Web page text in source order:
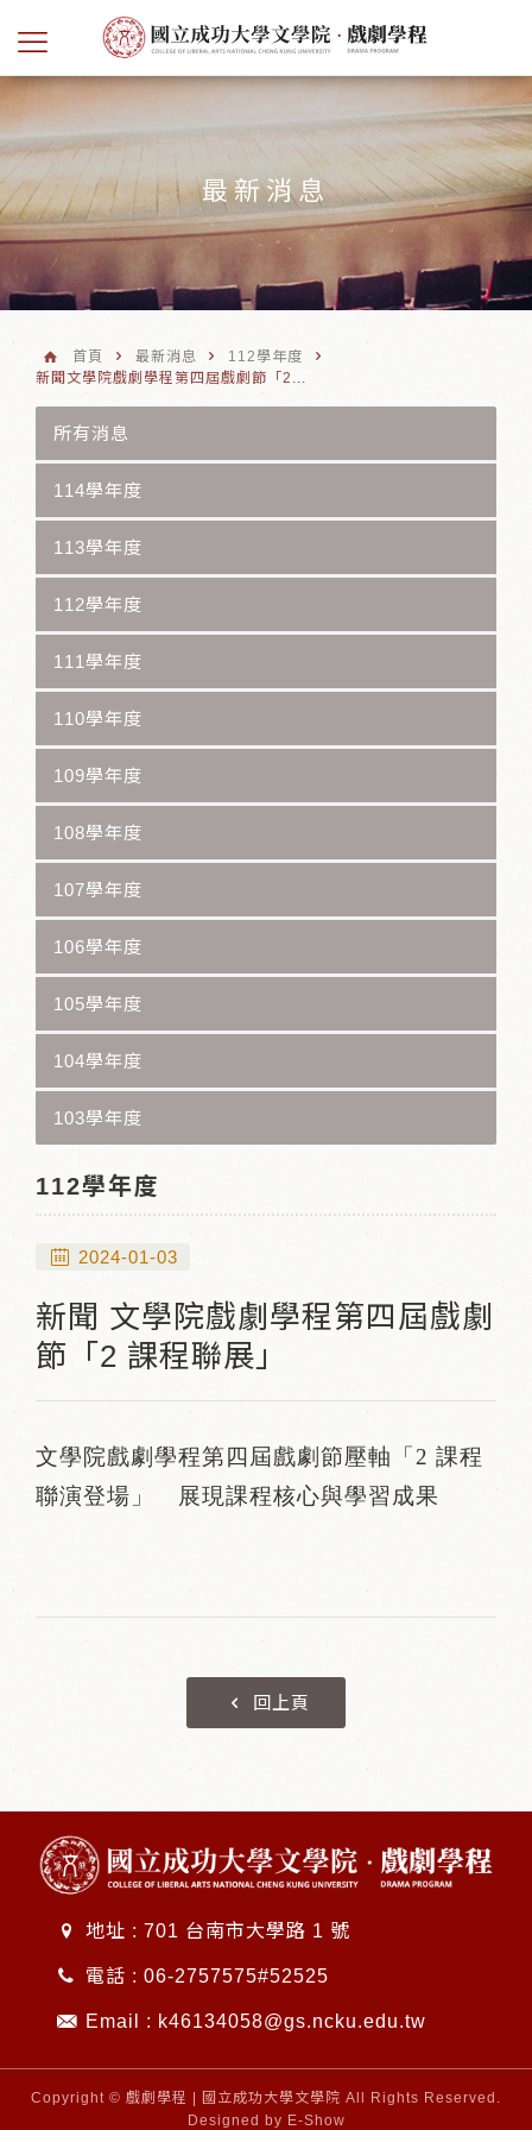
最新消息
首頁 最新消息
112學年度
新聞文學院戲劇學程第四屆戲劇節「2...
所有消息
114學年度
113學年度
112學年度
111學年度
110學年度
109學年度
108學年度
107學年度
106學年度
105學年度
104學年度
103學年度
112學年度
2024-01-03
新聞 文學院戲劇學程第四屆戲劇
節「2 課程聯展」
文學院戲劇學程第四屆戲劇節壓軸「2 課程
聯演登場」 展現課程核心與學習成果
回上頁
地址 : 701 台南市大學路 1 號
電話 :06-2757575#52525
Email : k46134058@gs.ncku.edu.tw
Copyright © 戲劇學程 | 國立成功大學文學院 All Rights Reserved.
Designed by E-Show